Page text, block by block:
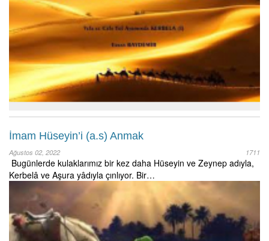
İmam Hüseyin’i (a.s) Anmak
Ağustos 02, 2022 1711
Bugünlerde kulaklarımız bir kez daha Hüseyin ve Zeynep adıyla,
Kerbelâ ve Aşura yâdıyla çınlıyor. Bir…